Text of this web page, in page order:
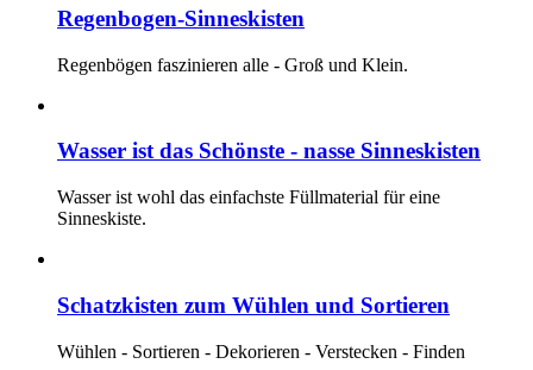
Regenbogen-Sinneskisten
Regenbögen faszinieren alle - Groß und Klein.
Wasser ist das Schönste - nasse Sinneskisten
Wasser ist wohl das einfachste Füllmaterial für eine
Sinneskiste.
Schatzkisten zum Wühlen und Sortieren
Wühlen - Sortieren - Dekorieren - Verstecken - Finden